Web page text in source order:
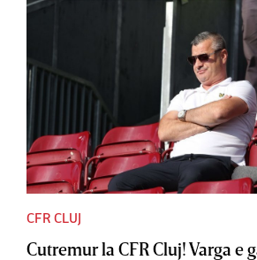
CFR CLUJ
Cutremur la CFR Cluj! Varga e